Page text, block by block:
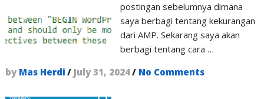
postingan sebelumnya dimana
saya berbagi tentang kekurangan
dari AMP. Sekarang saya akan
berbagi tentang cara …
by Mas Herdi / July 31, 2024/ No Comments